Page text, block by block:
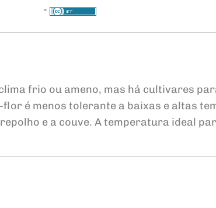
-
frio ou ameno, mas há cultivares
é menos tolerante a baixas e altas
e a couve. A temperatura ideal